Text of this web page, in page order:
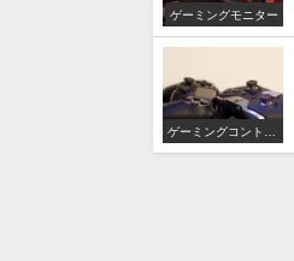
ゲーミングモニター
ゲーミングコントロ
ーラー